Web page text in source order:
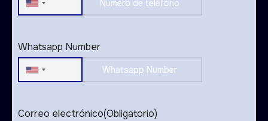
United
Whatsapp Number
United
Correo electrónico(Obligatorio)